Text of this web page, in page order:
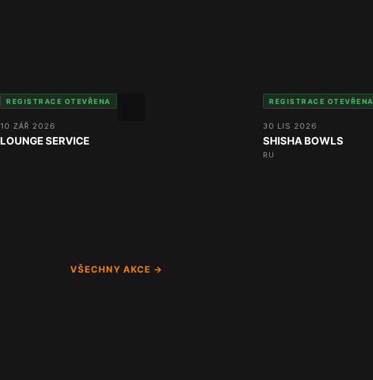
REGISTRACE OTEVŘENA
10 ZÁŘ 2026
LOUNGE SERVICE
REGISTRACE OTEVŘENA
30 LIS 2026
SHISHA BOWLS
RU
VŠECHNY AKCE →